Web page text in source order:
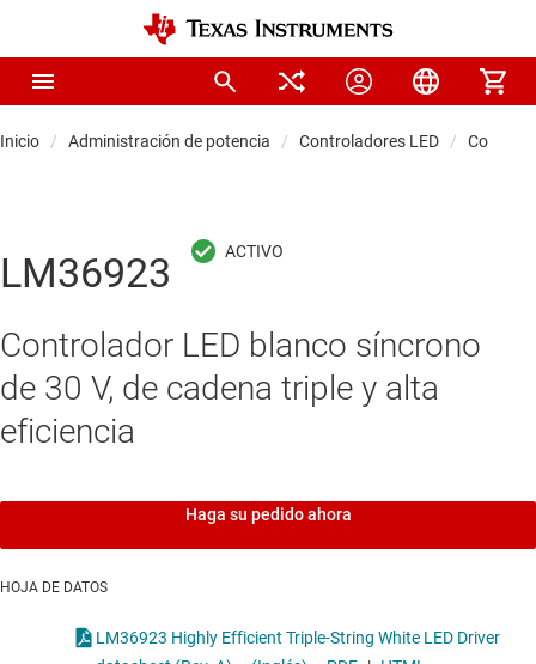
Inicio Administración de potencia Controladores LED
LM36923
Controlador LED blanco síncrono
de 30 V, de cadena triple y alta
eficiencia
Haga su pedido ahora
HOJA DE DATOS
LM36923 Highly Efficient Triple-String White LED Driver